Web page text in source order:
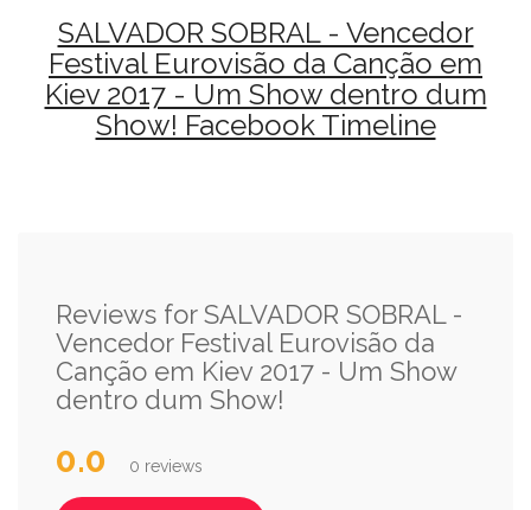
SALVADOR SOBRAL - Vencedor
Festival Eurovisão da Canção em
Kiev 2017 - Um Show dentro dum
Show! Facebook Timeline
Reviews for SALVADOR SOBRAL -
Vencedor Festival Eurovisão da
Canção em Kiev 2017 - Um Show
dentro dum Show!
0.0 0 reviews